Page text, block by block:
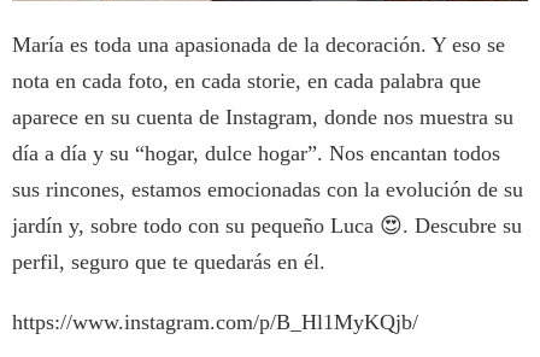
María es toda una apasionada de la decoración. Y eso se
nota en cada foto, en cada storie, en cada palabra que
aparece en su cuenta de Instagram, donde nos muestra su
día a día y su “hogar, dulce hogar”. Nos encantan todos
sus rincones, estamos emocionadas con la evolución de su
jardín y, sobre todo con su pequeño Luca 😍. Descubre su
perfil, seguro que te quedarás en él.
https://www.instagram.com/p/B_Hl1MyKQjb/